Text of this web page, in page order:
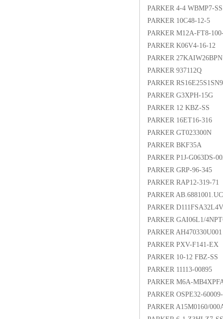
PARKER 4-4 WBMP7-SS
PARKER 10C48-12-5
PARKER M12A-FT8-
PARKER K06V4-16-12
PARKER 27KAIW26BPN
PARKER 937112Q
PARKER
PARKER G3XPH-15G
PARKER 12 KBZ-SS
PARKER 16ET16-316
PARKER GT023300N
PARKER BKF35A
PARKER P1J-G063DS-
PARKER GRP-96-345
PARKER RAP12-319-71
PARKER AB.6881001.UC
PARKER
PARKER GAI06L1/
PARKER AH470330U001
PARKER PXV-F141-EX
PARKER 10-12 FBZ-SS
PARKER 11113-00895
PARKER M6A-
PARKER OSPE32-
PARKER A15M0160/